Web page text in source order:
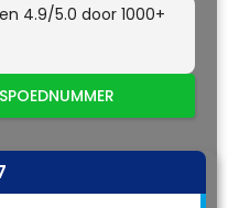
4.9/5.0 door 1000+